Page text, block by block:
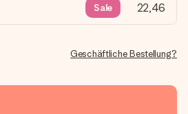
Sale 22,46
Geschäftliche Bestellung?